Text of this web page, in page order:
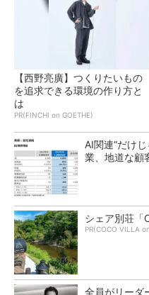
【西野亮廣】つくりたいもの
を追求できる環境の作り方と
は
PR(FINCHI on GOETHE)
AI関連“だけ
業、地道な顧
シェア別荘「
PR(COCO VILLA
全員がリーダ